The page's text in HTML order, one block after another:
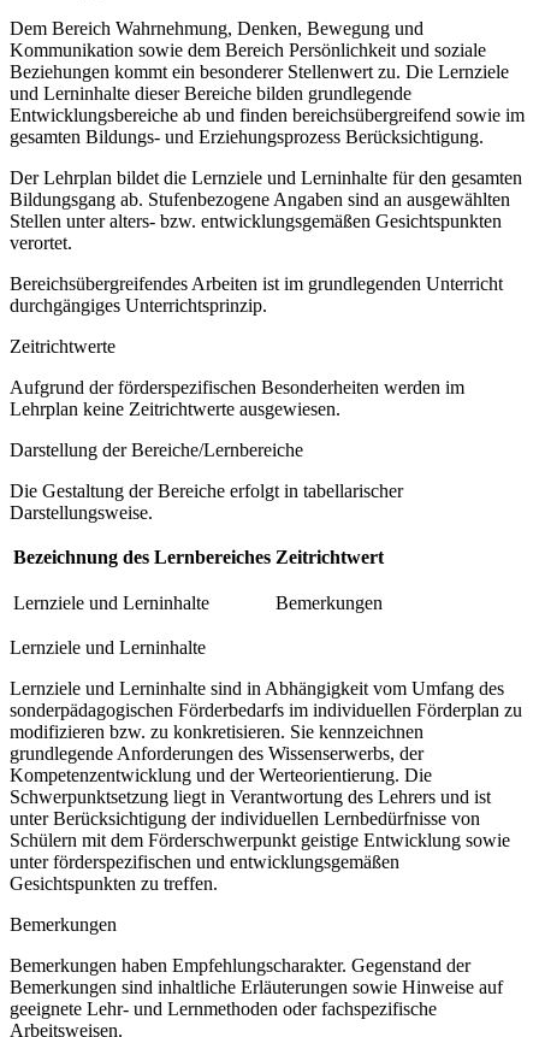
Dem Bereich Wahrnehmung, Denken, Bewegung und
Kommunikation sowie dem Bereich Persönlichkeit und soziale
Beziehungen kommt ein besonderer Stellenwert zu. Die Lernziele
und Lerninhalte dieser Bereiche bilden grundlegende
Entwicklungsbereiche ab und finden bereichsübergreifend sowie im
gesamten Bildungs- und Erziehungsprozess Berücksichtigung.
Der Lehrplan bildet die Lernziele und Lerninhalte für den gesamten
Bildungsgang ab. Stufenbezogene Angaben sind an ausgewählten
Stellen unter alters- bzw. entwicklungsgemäßen Gesichtspunkten
verortet.
Bereichsübergreifendes Arbeiten ist im grundlegenden Unterricht
durchgängiges Unterrichtsprinzip.
Zeitrichtwerte
Aufgrund der förderspezifischen Besonderheiten werden im
Lehrplan keine Zeitrichtwerte ausgewiesen.
Darstellung der Bereiche/Lernbereiche
Die Gestaltung der Bereiche erfolgt in tabellarischer
Darstellungsweise.
Bezeichnung des Lernbereiches Zeitrichtwert
Lernziele und Lerninhalte Bemerkungen
Lernziele und Lerninhalte
Lernziele und Lerninhalte sind in Abhängigkeit vom Umfang des
sonderpädagogischen Förderbedarfs im individuellen Förderplan zu
modifizieren bzw. zu konkretisieren. Sie kennzeichnen
grundlegende Anforderungen des Wissenserwerbs, der
Kompetenzentwicklung und der Werteorientierung. Die
Schwerpunktsetzung liegt in Verantwortung des Lehrers und ist
unter Berücksichtigung der individuellen Lernbedürfnisse von
Schülern mit dem Förderschwerpunkt geistige Entwicklung sowie
unter förderspezifischen und entwicklungsgemäßen
Gesichtspunkten zu treffen.
Bemerkungen
Bemerkungen haben Empfehlungscharakter. Gegenstand der
Bemerkungen sind inhaltliche Erläuterungen sowie Hinweise auf
geeignete Lehr- und Lernmethoden oder fachspezifische
Arbeitsweisen.